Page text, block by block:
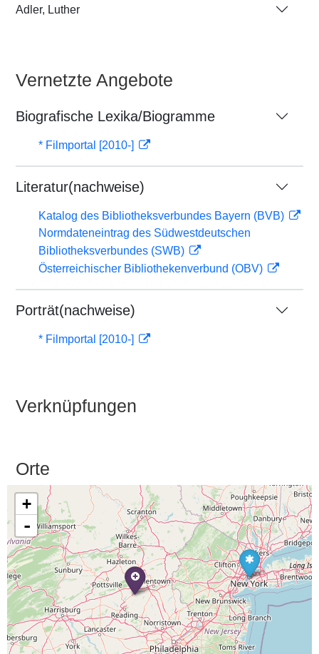
Adler, Luther
Vernetzte Angebote
Biografische Lexika/Biogramme
* Filmportal [2010-]
Literatur(nachweise)
Katalog des Bibliotheksverbundes Bayern (BVB)
Normdateneintrag des Südwestdeutschen
Bibliotheksverbundes (SWB)
Österreichischer Bibliothekenverbund (OBV)
Porträt(nachweise)
* Filmportal [2010-]
Verknüpfungen
Orte
+
-